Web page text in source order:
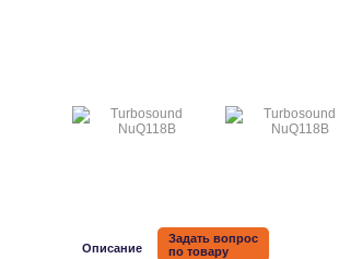
Описание
Задать вопрос
по товару